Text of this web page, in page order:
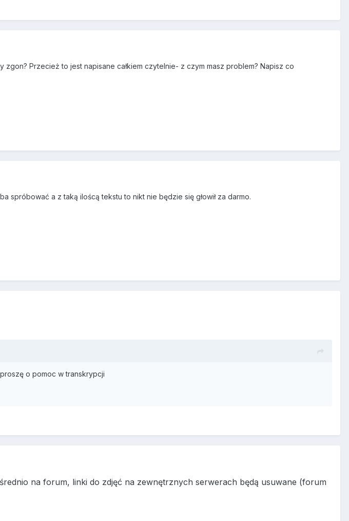
zgon? Przecież to jest napisane całkiem czytelnie- z czym masz problem? Napisz co
spróbować a z taką iloścą tekstu to nikt nie będzie się głowił za darmo.
o pomoc w transkrypcji
na forum, linki do zdjęć na zewnętrznych serwerach będą usuwane (forum